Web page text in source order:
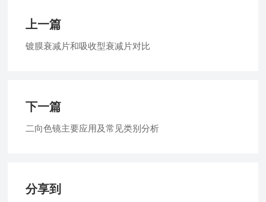
上一篇
镀膜衰减片和吸收型衰减片对比
下一篇
二向色镜主要应用及常见类别分析
分享到